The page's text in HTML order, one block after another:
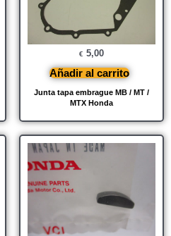
Junta tapa embrague MB / MT /
MTX Honda
€ 5,00
Añadir al carrito